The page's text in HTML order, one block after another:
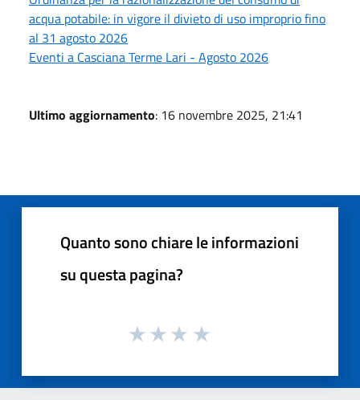
acqua potabile: in vigore il divieto di uso improprio fino
al 31 agosto 2026
Eventi a Casciana Terme Lari - Agosto 2026
Ultimo aggiornamento: 16 novembre 2025, 21:41
Quanto sono chiare le informazioni
su questa pagina?